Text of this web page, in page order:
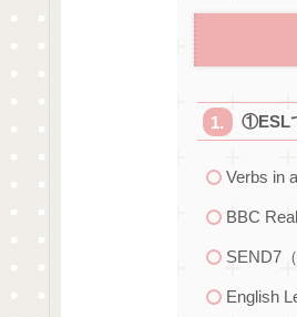
①ESL
Verbs in
BBC
SEND7
English